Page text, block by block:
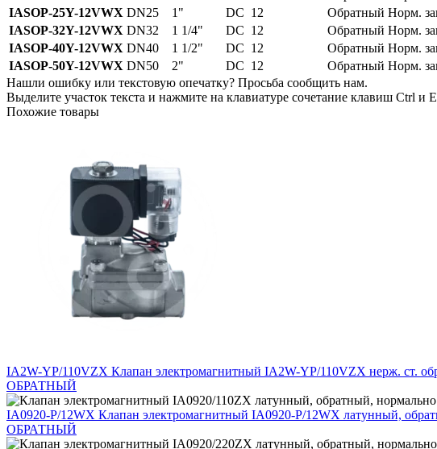
IASOP-25Y-12VWX DN25 1" DC 12 Обратный Норм.
IASOP-32Y-12VWX DN32 1 1/4" DC 12 Обратный Норм.
IASOP-40Y-12VWX DN40 1 1/2" DC 12 Обратный Норм.
IASOP-50Y-12VWX DN50 2" DC 12 Обратный Норм.
Нашли ошибку или текстовую опечатку? Просьба сообщить нам.
Выделите участок текста и нажмите на клавиатуре сочетание клавиш Ctrl и
Похожие товары
IA2W-YP/110VZX Клапан электромагнитный IA2W-YP/110VZX нерж. ст.
ОБРАТНЫЙ
IA0920-P/12WX Клапан электромагнитный IA0920-P/12WX латунный,
ОБРАТНЫЙ